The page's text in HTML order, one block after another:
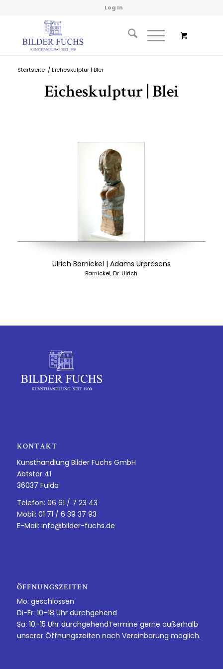
Log In
Startseite / Eicheskulptur | Blei
Eicheskulptur | Blei
Ulrich Barnickel | Adams Urpräsens
Barnickel, Dr. Ulrich
KONTAKT
Kunsthandlung Bilder Fuchs GmbH
Abtstor 41
36037 Fulda
Telefon: 06 61 / 7 23 43
Mobil: 01 71 / 6 39 37 93
E-Mail: info@bilder-fuchs.de
ÖFFNUNGSZEITEN
Mo: geschlossen
Di-Fr: 10–18 Uhr durchgehend
Sa: 10–15 Uhr durchgehendTermine gerne außerhalb
unserer Öffnungszeiten nach Vereinbarung möglich.